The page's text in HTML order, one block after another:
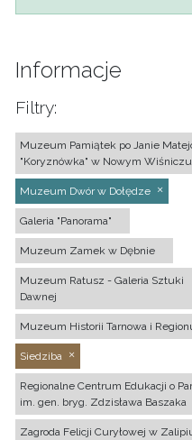
Informacje
Filtry:
Muzeum Pamiątek po Janie
"Koryznówka" w Nowym Wiśniczu
Muzeum Dwór w Dołędze
Galeria "Panorama"
Muzeum Zamek w Dębnie
Muzeum Ratusz - Galeria Sztuki
Dawnej
Muzeum Historii Tarnowa i
Siedziba
Regionalne Centrum Edukacji o
im. gen. bryg. Zdzisława Baszaka
Zagroda Felicji Curyłowej w